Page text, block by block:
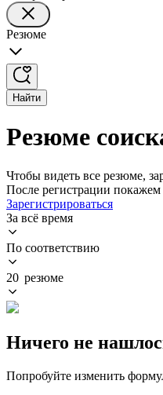
Резюме
Найти
Резюме
Чтобы видеть все резюме,
После регистрации
Зарегистрироваться
За всё время
По соответствию
20 резюме
Ничего не
Попробуйте изменить